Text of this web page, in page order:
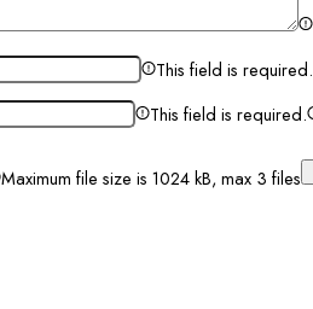
This field is required.
This field is required.
Maximum file size is 1024 kB, max 3 files